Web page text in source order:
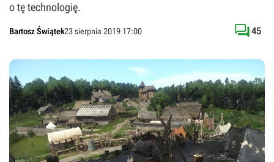
o tę technologię.
Bartosz Świątek23 sierpnia 2019 17:00 45